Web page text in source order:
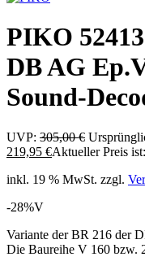
PIKO
DB AG
Sound-
UVP: 305,00€
219,95 €Aktueller Preis
inkl. 19 % MwSt. zzgl.
-28%V
Variante der BR 216 der
Die Baureihe V 160 bzw.